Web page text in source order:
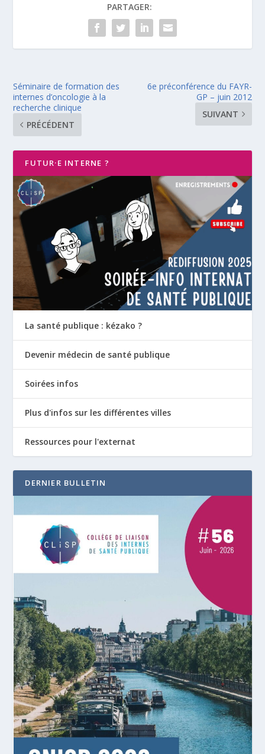
PARTAGER:
Séminaire de formation des
internes d’oncologie à la
recherche clinique
PRÉCÉDENT
6e préconférence du FAYR-
GP – juin 2012
SUIVANT
FUTUR·E INTERNE ?
La santé publique : kézako ?
Devenir médecin de santé publique
Soirées infos
Plus d'infos sur les différentes villes
Ressources pour l'externat
DERNIER BULLETIN